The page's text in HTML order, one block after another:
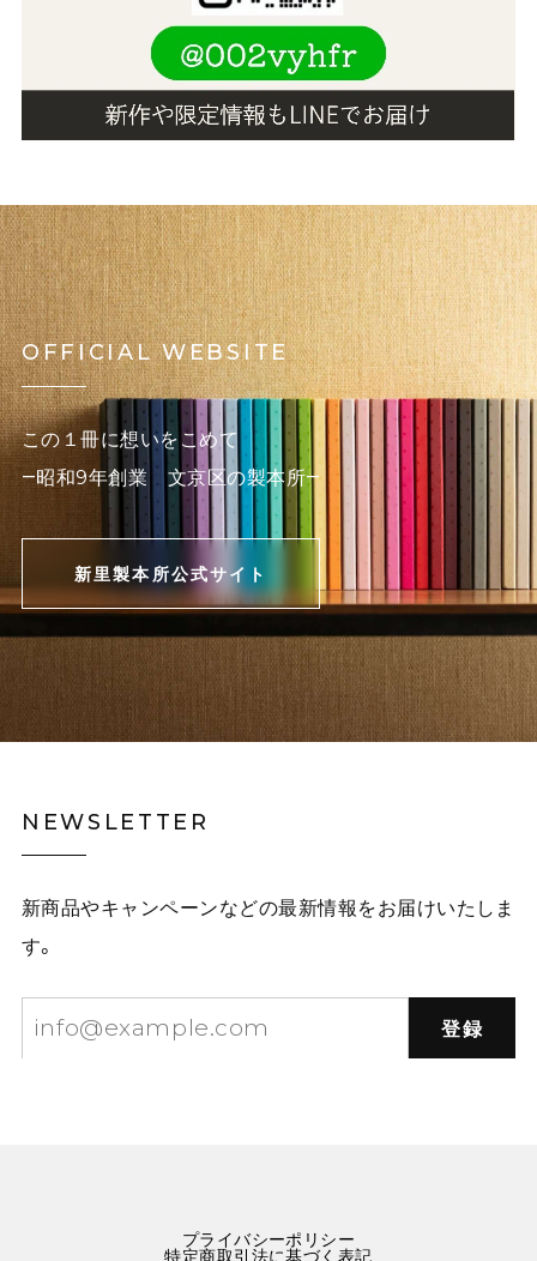
OFFICIAL WEBSITE
この１冊に想いをこめて
―昭和9年創業 文京区の製本所―
新里製本所公式サイト
NEWSLETTER
新商品やキャンペーンなどの最新情報をお届けいたしま
す。
登録
プライバシーポリシー
特定商取引法に基づく表記